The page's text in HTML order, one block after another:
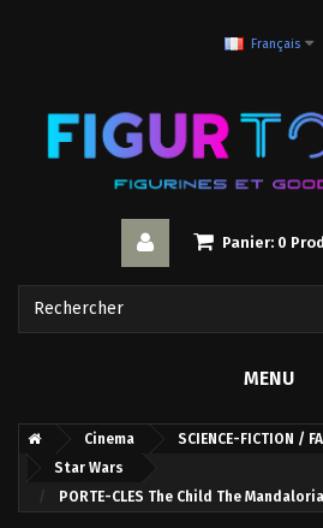
Français
Panier: 0
MENU
Cinema
SCIENCE-FICTION /
Star Wars
PORTE-CLES The Child The